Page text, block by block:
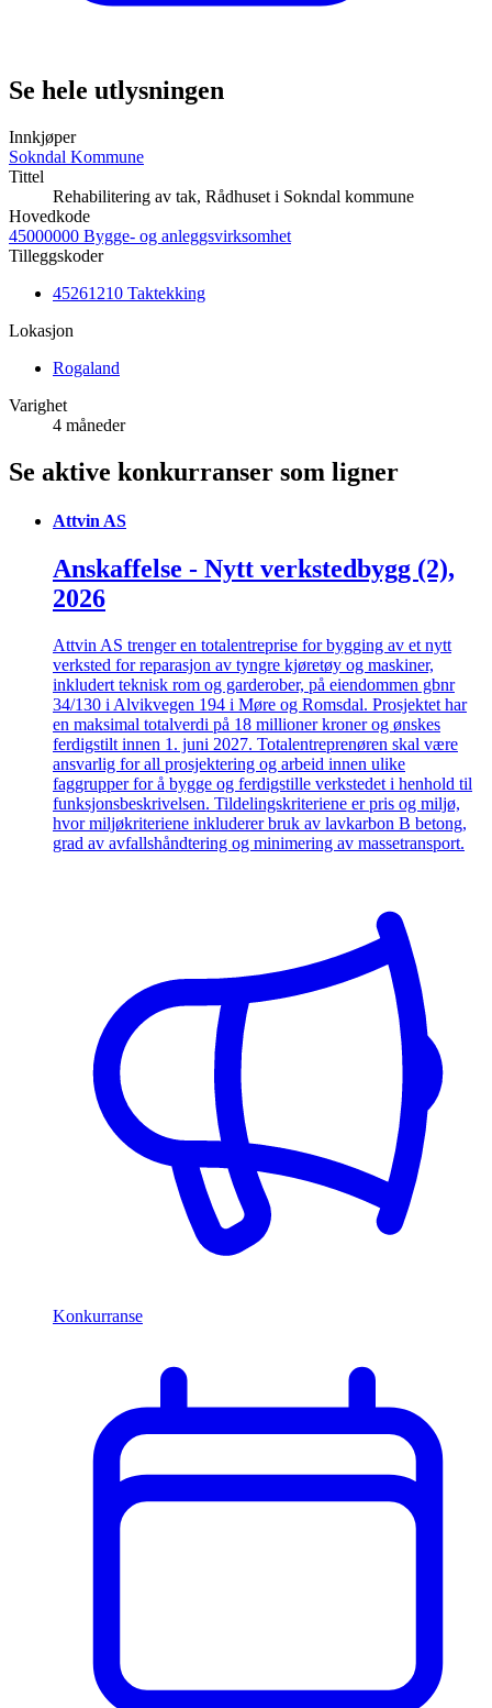
Se hele utlysningen
Innkjøper
Sokndal Kommune
Tittel
Rehabilitering av tak, Rådhuset i Sokndal kommune
Hovedkode
45000000 Bygge- og anleggsvirksomhet
Tilleggskoder
45261210 Taktekking
Lokasjon
Rogaland
Varighet
4 måneder
Se aktive konkurranser som ligner
Attvin AS
Anskaffelse - Nytt verkstedbygg (2),
2026
Attvin AS trenger en totalentreprise for bygging av et nytt
verksted for reparasjon av tyngre kjøretøy og maskiner,
inkludert teknisk rom og garderober, på eiendommen gbnr
34/130 i Alvikvegen 194 i Møre og Romsdal. Prosjektet har
en maksimal totalverdi på 18 millioner kroner og ønskes
ferdigstilt innen 1. juni 2027. Totalentreprenøren skal være
ansvarlig for all prosjektering og arbeid innen ulike
faggrupper for å bygge og ferdigstille verkstedet i henhold til
funksjonsbeskrivelsen. Tildelingskriteriene er pris og miljø,
hvor miljøkriteriene inkluderer bruk av lavkarbon B betong,
grad av avfallshåndtering og minimering av massetransport.
Konkurranse